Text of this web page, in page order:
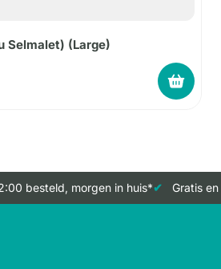
Selmalet) (Large)
besteld, morgen in huis* Gratis